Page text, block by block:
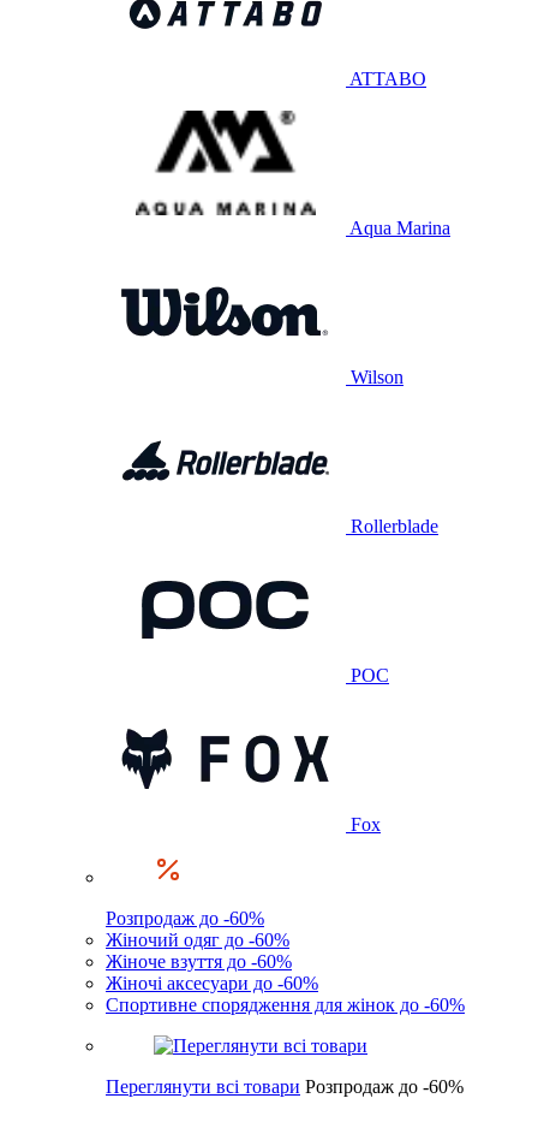
ATTABO
Aqua Marina
Wilson
Rollerblade
POC
Fox
Розпродаж до -60%
Жіночий одяг до -60%
Жіноче взуття до -60%
Жіночі аксесуари до -60%
Спортивне спорядження для жінок до -60%
Переглянути всі товари Розпродаж до -60%